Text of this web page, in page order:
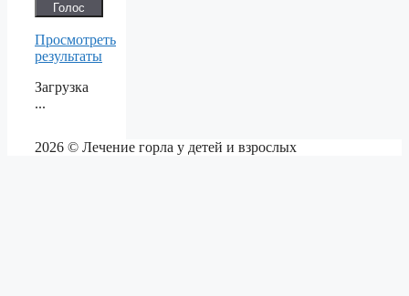
Просмотреть
результаты
Загрузка
...
2026 © Лечение горла у детей и взрослых